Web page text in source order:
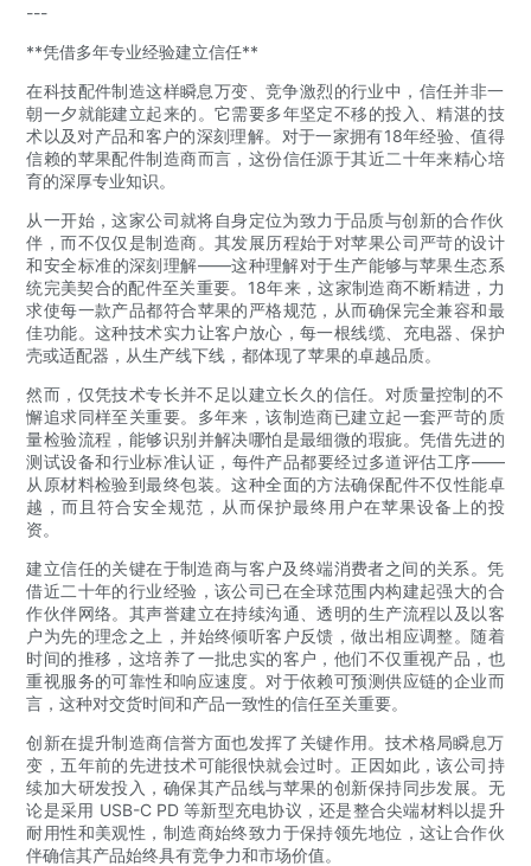
---
**凭借多年专业经验建立信任**
在科技配件制造这样瞬息万变、竞争激烈的行业中，信任并非一
朝一夕就能建立起来的。它需要多年坚定不移的投入、精湛的技
术以及对产品和客户的深刻理解。对于一家拥有18年经验、值得
信赖的苹果配件制造商而言，这份信任源于其近二十年来精心培
育的深厚专业知识。
从一开始，这家公司就将自身定位为致力于品质与创新的合作伙
伴，而不仅仅是制造商。其发展历程始于对苹果公司严苛的设计
和安全标准的深刻理解——这种理解对于生产能够与苹果生态系
统完美契合的配件至关重要。18年来，这家制造商不断精进，力
求使每一款产品都符合苹果的严格规范，从而确保完全兼容和最
佳功能。这种技术实力让客户放心，每一根线缆、充电器、保护
壳或适配器，从生产线下线，都体现了苹果的卓越品质。
然而，仅凭技术专长并不足以建立长久的信任。对质量控制的不
懈追求同样至关重要。多年来，该制造商已建立起一套严苛的质
量检验流程，能够识别并解决哪怕是最细微的瑕疵。凭借先进的
测试设备和行业标准认证，每件产品都要经过多道评估工序——
从原材料检验到最终包装。这种全面的方法确保配件不仅性能卓
越，而且符合安全规范，从而保护最终用户在苹果设备上的投
资。
建立信任的关键在于制造商与客户及终端消费者之间的关系。凭
借近二十年的行业经验，该公司已在全球范围内构建起强大的合
作伙伴网络。其声誉建立在持续沟通、透明的生产流程以及以客
户为先的理念之上，并始终倾听客户反馈，做出相应调整。随着
时间的推移，这培养了一批忠实的客户，他们不仅重视产品，也
重视服务的可靠性和响应速度。对于依赖可预测供应链的企业而
言，这种对交货时间和产品一致性的信任至关重要。
创新在提升制造商信誉方面也发挥了关键作用。技术格局瞬息万
变，五年前的先进技术可能很快就会过时。正因如此，该公司持
续加大研发投入，确保其产品线与苹果的创新保持同步发展。无
论是采用 USB-C PD 等新型充电协议，还是整合尖端材料以提升
耐用性和美观性，制造商始终致力于保持领先地位，这让合作伙
伴确信其产品始终具有竞争力和市场价值。